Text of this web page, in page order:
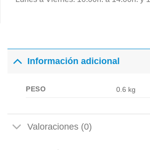
Información adicional
PESO 0.6 kg
Valoraciones (0)